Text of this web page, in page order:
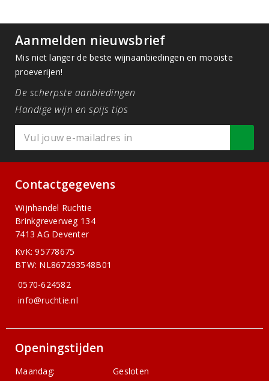
Aanmelden nieuwsbrief
Mis niet langer de beste wijnaanbiedingen en mooiste
proeverijen!
De scherpste aanbiedingen
Handige wijn en spijs tips
Contactgegevens
Wijnhandel Ruchtie
Brinkgreverweg 134
7413 AG Deventer
KvK: 95778675
BTW: NL867293548B01
0570-624582
info@ruchtie.nl
Openingstijden
Maandag:
Gesloten